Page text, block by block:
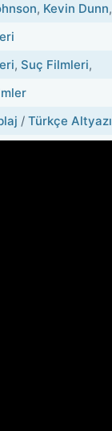
, Kevin Dunn,
, Suç Filmleri,
/ Türkçe Altyazı